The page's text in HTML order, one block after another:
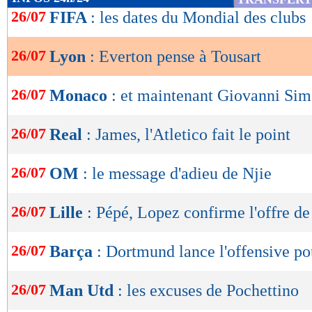
de
OK
26/07 FIFA : les dates du Mondial des clubs
26/07 Lyon : Everton pense à Tousart
26/07 Monaco : et maintenant Giovanni
26/07 Real : James, l'Atletico fait le point
26/07 OM : le message d'adieu de Njie
26/07 Lille : Pépé, Lopez confirme l'offre
26/07 Barça : Dortmund lance l'offensive
26/07 Man Utd : les excuses de Pochettino